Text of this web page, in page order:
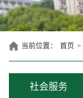
当前位置： 首页 >
社会服务